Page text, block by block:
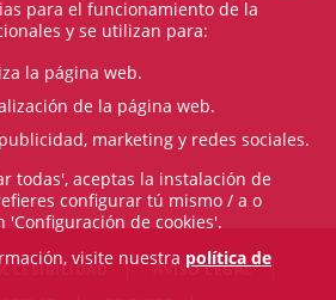
AVISO LEGAL
para el funcionamiento de la
y se utilizan para:
la página web.
de la página web.
marketing y redes sociales.
todas', aceptas la instalación de
configurar tú mismo / a o
'Configuración de cookies'.
visite nuestra política de